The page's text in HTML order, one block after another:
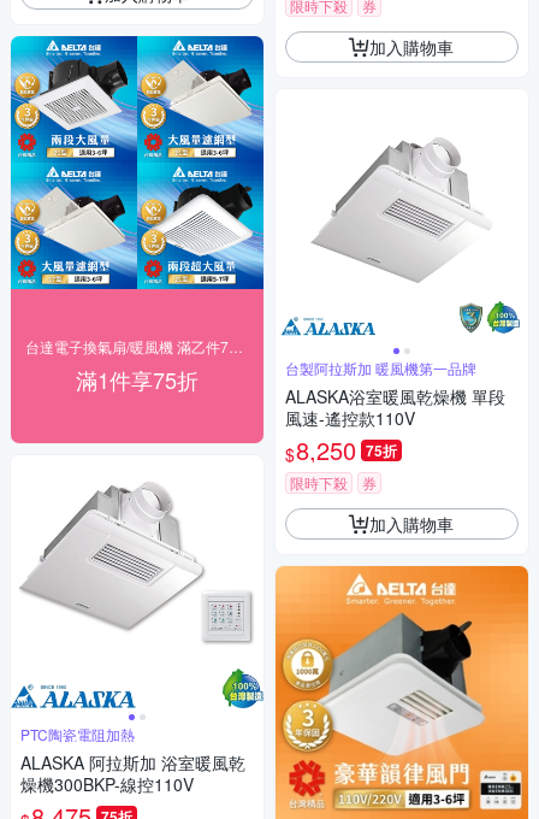
滿1件享75折
PTC陶瓷電阻加熱
ALASKA 阿拉斯加 浴室暖風乾
燥機300BKP-線控110V
限時下殺 券
加入購物車
台製阿拉斯加 暖風機第一品牌
ALASKA浴室暖風乾燥機 單段
風速-遙控款110V
$8,250 75折
限時下殺 券
加入購物車